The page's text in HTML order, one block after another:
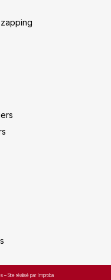
– Site réalisé par Improba